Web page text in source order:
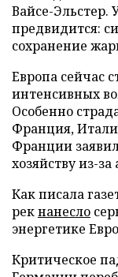
Вайсе-Эльстер.
предвидится:
сохранение
Европа сейчас
интенсивных
Особенно
Франция,
Франции
хозяйству из-
Как писала
рекнанесло
энергетике
Критическое